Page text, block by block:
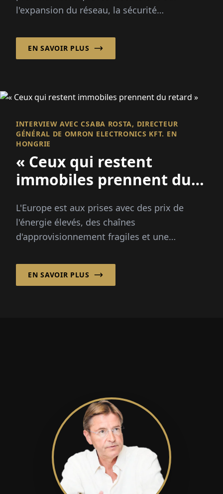
l'expansion du réseau, la sécurité
débat public...
EN SAVOIR PLUS
INTERVIEW AVEC CSABA ROSTA, DIRECTEUR
GÉNÉRAL DE OMRON ELECTRONICS KFT. EN
HONGRIE
« Ceux qui restent
immobiles prennent du
L'Europe est aux prises avec des prix de
l'énergie élevés, des chaînes
d'approvisionnement fragiles et une
EN SAVOIR PLUS